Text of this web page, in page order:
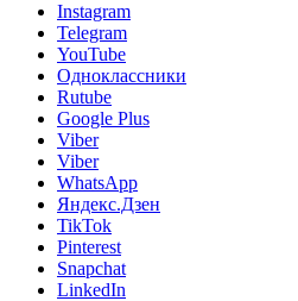
Instagram
Telegram
YouTube
Одноклассники
Rutube
Google Plus
Viber
Viber
WhatsApp
Яндекс.Дзен
TikTok
Pinterest
Snapchat
LinkedIn